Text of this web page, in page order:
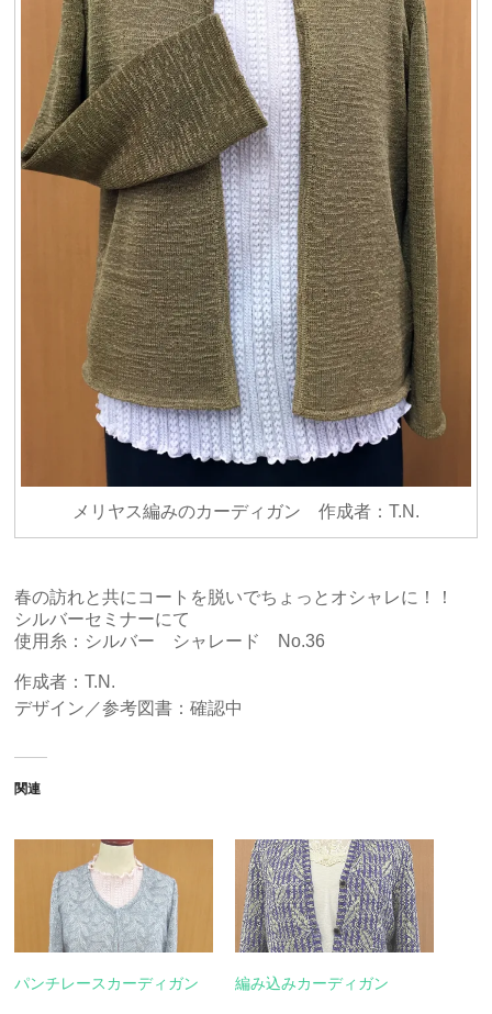
メリヤス編みのカーディガン 作成者：T.N.
春の訪れと共にコートを脱いでちょっとオシャレに！！
シルバーセミナーにて
使用糸：シルバー シャレード No.36
作成者：T.N.
デザイン／参考図書：確認中
関連
パンチレースカーディガン 編み込みカーディガン